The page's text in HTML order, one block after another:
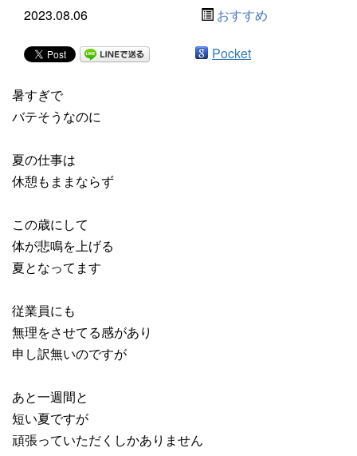
2023.08.06 おすすめ
Pocket
暑すぎで
バテそうなのに
夏の仕事は
休憩もままならず
この歳にして
体が悲鳴を上げる
夏となってます
従業員にも
無理をさせてる感があり
申し訳無いのですが
あと一週間と
短い夏ですが
頑張っていただくしかありません